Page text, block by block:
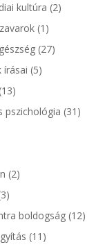
kultúra (2)
(1)
(27)
írásai (5)
pszichológia (31)
(2)
boldogság(12)
(11)